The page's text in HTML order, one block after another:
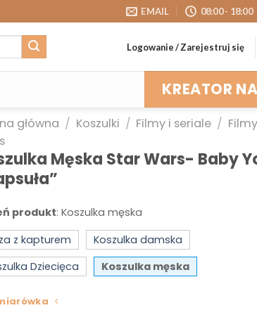
EMAIL 08:00 - 18:00
Logowanie / Zarejestruj się
KREATOR
główna / Koszulki / Filmy i seriale / Filmy
Męska Star Wars- Baby
produkt: Koszulka męska
z kapturem
Koszulka damska
Dziecięca
Koszulka męska